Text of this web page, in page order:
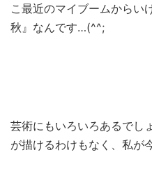
こ最近のマイブームからい
秋』なんです…(^^;
芸術にもいろいろあるでし
が描けるわけもなく、私が